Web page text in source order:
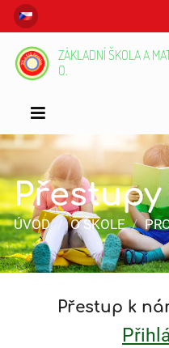
ZÁKLADNÍ ŠKOLA A
O.
Přestupy
ÚVOD O ŠKOLE /
PřestupyPřestup k